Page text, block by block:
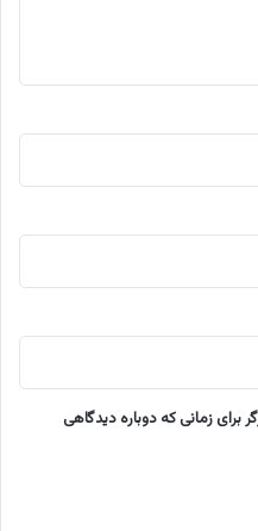
برای زمانی که دوباره دیدگاهی